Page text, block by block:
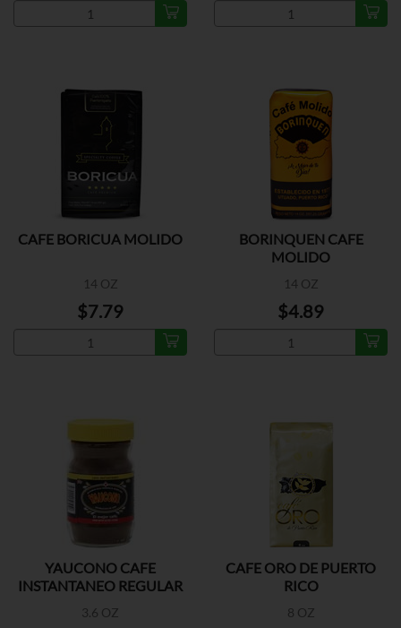
CAFE BORICUA MOLIDO
14 OZ
$7.79
BORINQUEN CAFE
MOLIDO
14 OZ
$4.89
YAUCONO CAFE
INSTANTANEO REGULAR
3.6 OZ
CAFE ORO DE PUERTO
RICO
8 OZ